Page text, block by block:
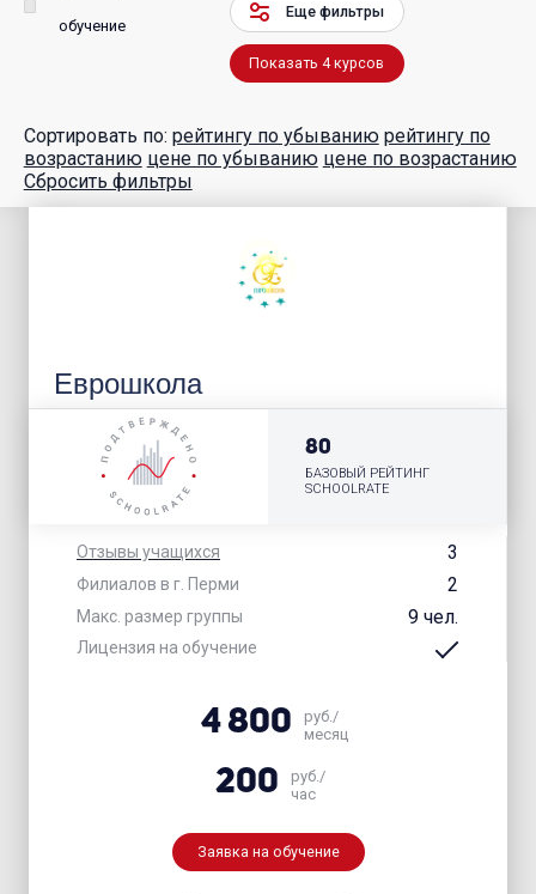
обучение
Еще фильтры
Показать 4курсов
Сортировать по: рейтингу по убыванию рейтингу по
возрастанию цене по убыванию цене по возрастанию
Сбросить фильтры
Еврошкола
Отзывы учащихся 3
Филиалов в г. Перми 2
Макс. размер группы 9 чел.
Лицензия на обучение
80
БАЗОВЫЙ РЕЙТИНГ
SCHOOLRATE
4 800
руб./
месяц
200
руб./
час
Заявка на обучение